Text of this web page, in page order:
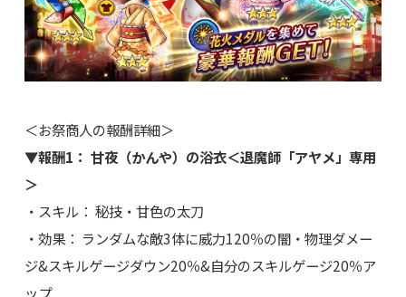
＜お祭商人の報酬詳細＞
▼報酬1： 甘夜（かんや）の浴衣＜退魔師「アヤメ」専用
＞
・スキル： 秘技・甘色の太刀
・効果： ランダムな敵3体に威力120％の闇・物理ダメー
ジ&スキルゲージダウン20％&自分のスキルゲージ20％ア
ップ